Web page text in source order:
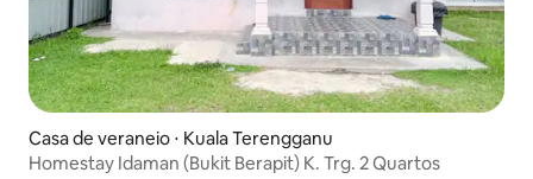
Casa de veraneio ⋅ Kuala Terengganu
Homestay Idaman (Bukit Berapit) K. Trg. 2 Quartos